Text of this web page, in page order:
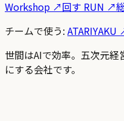
Workshop ↗回す RUN ↗
チームで使う: ATARIYAKU
世間はAIで効率。五次元
にする会社です。